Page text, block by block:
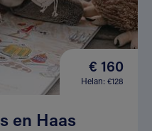
€ 160
Helan: €128
en Haas